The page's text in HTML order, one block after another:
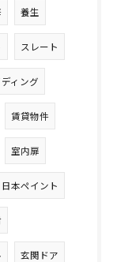
養生
スレート
ィング
賃貸物件
室内扉
日本ペイント
玄関ドア